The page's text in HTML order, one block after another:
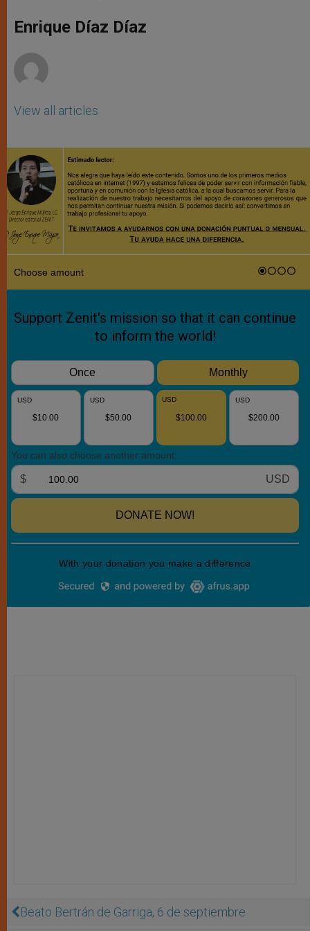
p
p
g
e
o
k
r
Enrique Díaz Díaz
View all articles
Beato Bertrán de Garriga, 6 de septiembre